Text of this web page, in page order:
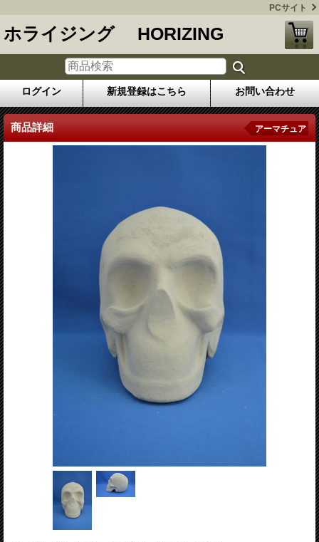
PCサイト
ホライジング HORIZING
ログイン 新規登録はこちら お問い合わせ
商品詳細 アーマチュア